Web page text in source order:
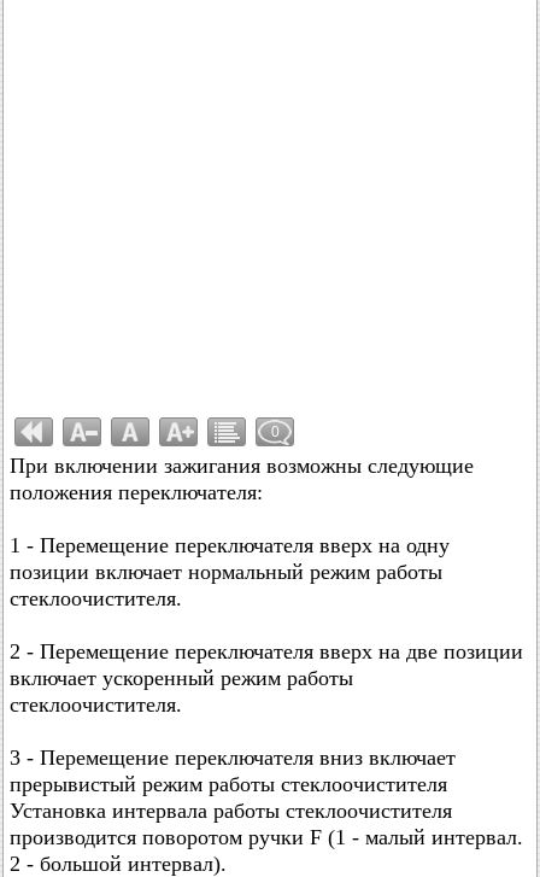
0
При включении зажигания возможны следующие
положения переключателя:
1 - Перемещение переключателя вверх на одну
позиции включает нормальный режим работы
стеклоочистителя.
2 - Перемещение переключателя вверх на две позиции
включает ускоренный режим работы
стеклоочистителя.
3 - Перемещение переключателя вниз включает
прерывистый режим работы стеклоочистителя
Установка интервала работы стеклоочистителя
производится поворотом ручки F (1 - малый интервал.
2 - большой интервал).